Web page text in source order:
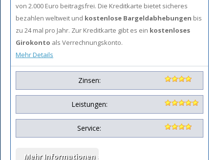
von 2.000 Euro beitragsfrei. Die Kreditkarte bietet sicheres
bezahlen weltweit und kostenlose Bargeldabhebungen bis
zu 24 mal pro Jahr. Zur Kreditkarte gibt es ein kostenloses
Girokonto als Verrechnungskonto.
Mehr Details
Zinsen:
Leistungen:
Service: